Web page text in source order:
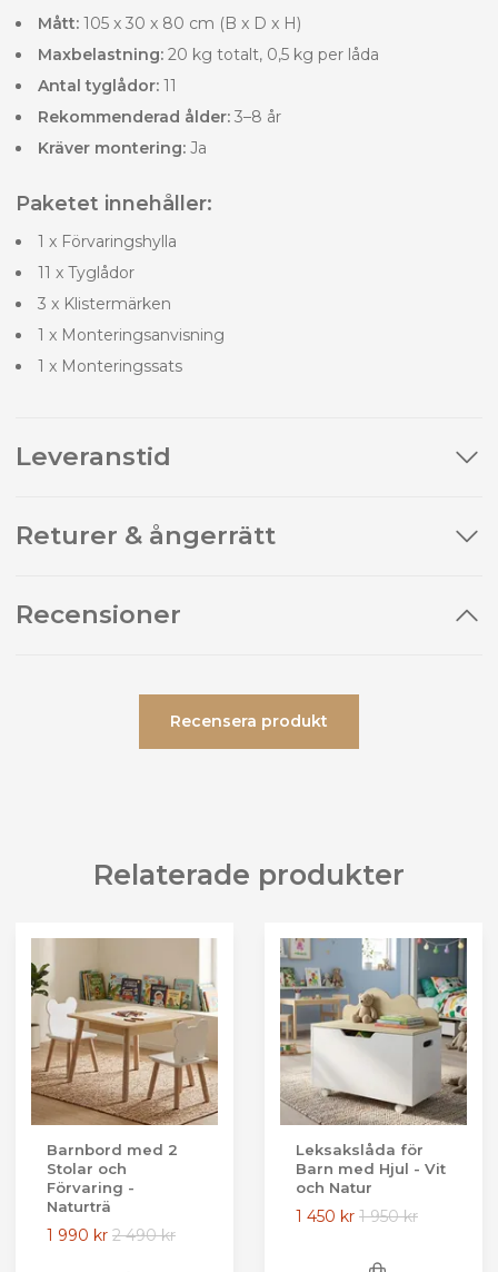
Mått: 105 x 30 x 80 cm (B x D x H)
Maxbelastning: 20 kg totalt, 0,5 kg per låda
Antal tyglådor: 11
Rekommenderad ålder: 3–8 år
Kräver montering: Ja
Paketet innehåller:
1 x Förvaringshylla
11 x Tyglådor
3 x Klistermärken
1 x Monteringsanvisning
1 x Monteringssats
Leveranstid
Returer & ångerrätt
Recensioner
Recensera produkt
Relaterade produkter
Barnbord med 2
Stolar och
Förvaring -
Naturträ
1 990 kr 2 490 kr
Leksakslåda för
Barn med Hjul - Vit
och Natur
1 450 kr 1 950 kr